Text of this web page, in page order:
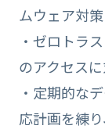
ムウェア対
・ゼロトラ
のアクセス
・定期的な
応計画を練